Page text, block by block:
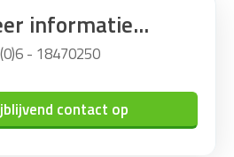
informatie...
- 18470250
contact op